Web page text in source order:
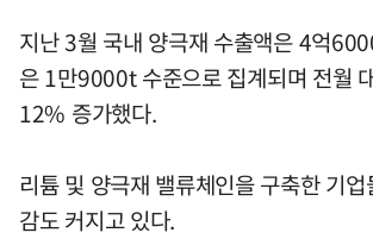
지난 3월 국내 양극재 수출액은 4억
은 1만9000t 수준으로 집계되며 전월
12% 증가했다.
리튬 및 양극재 밸류체인을 구축한 기
감도 커지고 있다.